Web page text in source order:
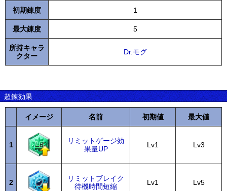
初期錬度 1
最大錬度 5
所持キャラ
クター
Dr.モグ
超錬効果
イメージ 名前 初期値 最大値
1
リミットゲージ効
果量UP
Lv1 Lv3
2
リミットブレイク
待機時間短縮
Lv1 Lv5